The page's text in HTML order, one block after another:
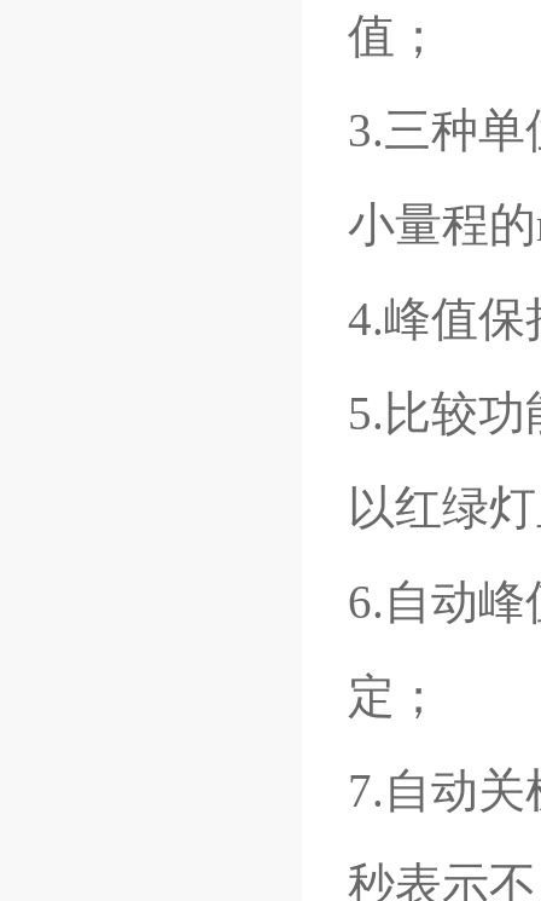
值；
3.三种
小量程
4.峰值
5.比较
以红绿
6.自动
定；
7.自动
秒表示